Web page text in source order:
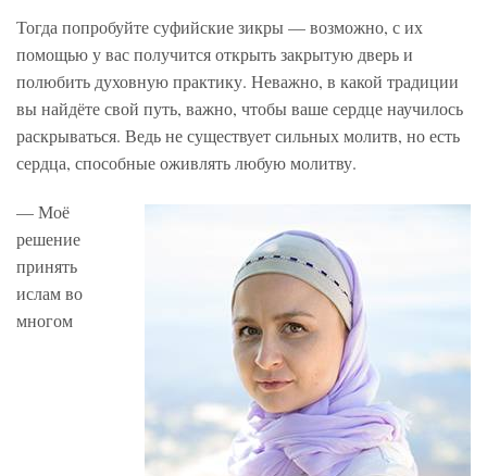
Тогда попробуйте суфийские зикры — возможно, с их
помощью у вас получится открыть закрытую дверь и
полюбить духовную практику. Неважно, в какой традиции
вы найдёте свой путь, важно, чтобы ваше сердце научилось
раскрываться. Ведь не существует сильных молитв, но есть
сердца, способные оживлять любую молитву.
— Моё
решение
принять
ислам во
многом